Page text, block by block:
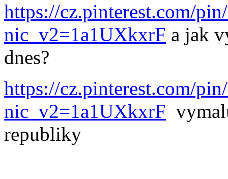
https://cz.pinterest.com/
nic_v2=1a1UXkxrF a jak
dnes?
https://cz.pinterest.com/
nic_v2=1a1UXkxrF
republiky